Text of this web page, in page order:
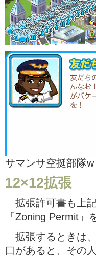
サマンサ空挺部隊w
12×12拡張
拡張許可書も上
「Zoning Permit
拡張するときは
口があると、その